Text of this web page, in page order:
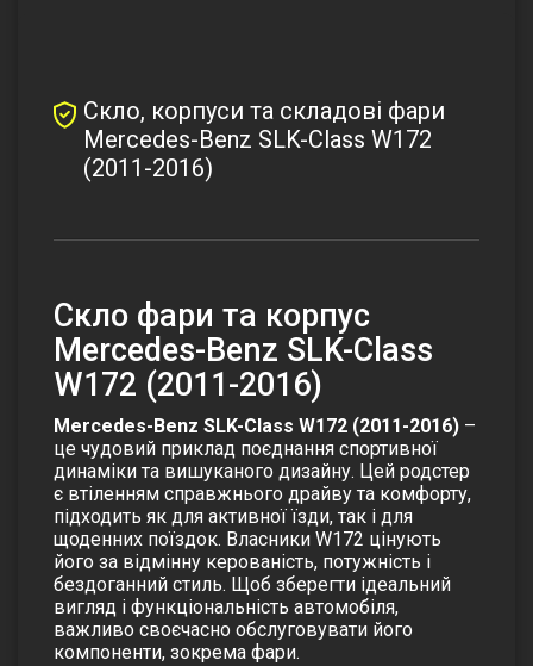
Скло, корпуси та складові фари
Mercedes-Benz SLK-Class W172
(2011-2016)
Cкло фари та корпус
Mercedes-Benz SLK-Class
W172 (2011-2016)
Mercedes-Benz SLK-Class W172 (2011-2016) –
це чудовий приклад поєднання спортивної
динаміки та вишуканого дизайну. Цей родстер
є втіленням справжнього драйву та комфорту,
підходить як для активної їзди, так і для
щоденних поїздок. Власники W172 цінують
його за відмінну керованість, потужність і
бездоганний стиль. Щоб зберегти ідеальний
вигляд і функціональність автомобіля,
важливо своєчасно обслуговувати його
компоненти, зокрема фари.